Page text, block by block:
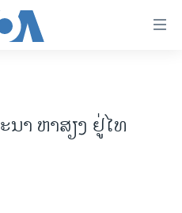
ດ 2024
າ ຫາສຽງ ຢູ່ໄທ